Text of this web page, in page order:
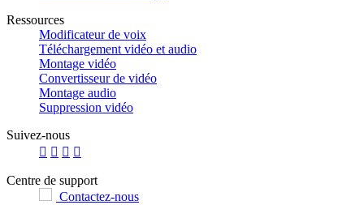
Ressources
Modificateur de voix
Téléchargement vidéo et audio
Montage vidéo
Convertisseur de vidéo
Montage audio
Suppression vidéo
Suivez-nous
   
Centre de support
Contactez-nous